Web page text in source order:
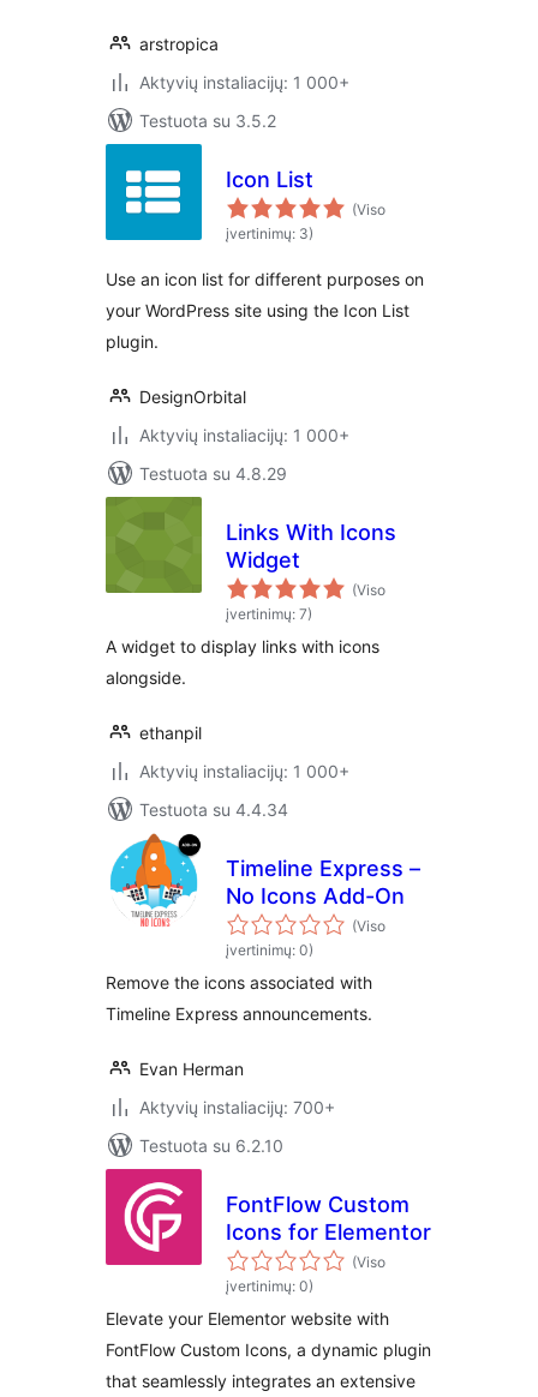
arstropica
Aktyvių instaliacijų: 1 000+
Testuota su 3.5.2
Icon List
(Viso
įvertinimų: 3)
Use an icon list for different purposes on
your WordPress site using the Icon List
plugin.
DesignOrbital
Aktyvių instaliacijų: 1 000+
Testuota su 4.8.29
Links With Icons
Widget
(Viso
įvertinimų: 7)
A widget to display links with icons
alongside.
ethanpil
Aktyvių instaliacijų: 1 000+
Testuota su 4.4.34
Timeline Express –
No Icons Add-On
(Viso
įvertinimų: 0)
Remove the icons associated with
Timeline Express announcements.
Evan Herman
Aktyvių instaliacijų: 700+
Testuota su 6.2.10
FontFlow Custom
Icons for Elementor
(Viso
įvertinimų: 0)
Elevate your Elementor website with
FontFlow Custom Icons, a dynamic plugin
that seamlessly integrates an extensive